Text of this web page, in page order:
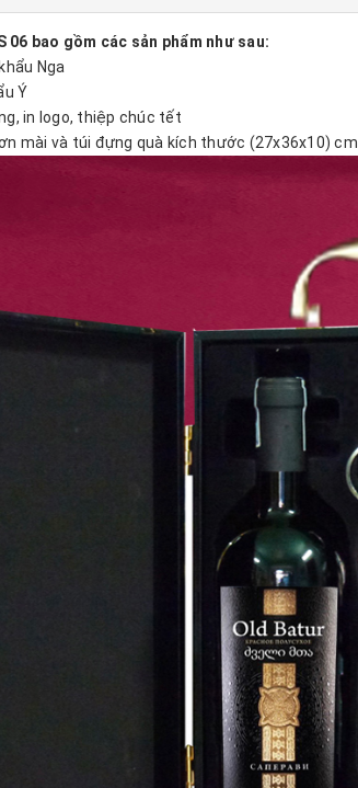
06 bao gồm các sản phẩm như sau:
Nga
Ý
in logo, thiệp chúc tết
mài và túi đựng quà kích thước (27x36x10) cm